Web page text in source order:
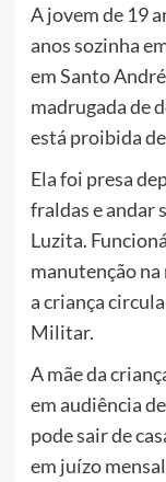
A jovem de 19
anos sozinha
em Santo
madrugada de
está proibida
Ela foi presa
fraldas e andar
Luzita.
manutenção
a criança
Militar.
A mãe da
em audiência
pode sair de
em juízo